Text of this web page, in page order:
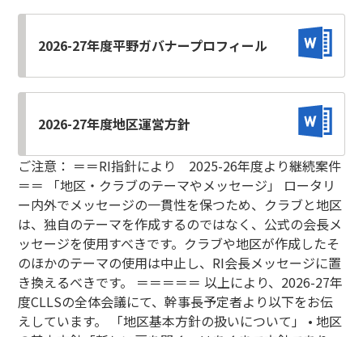
2026-27年度平野ガバナープロフィール
2026-27年度地区運営方針
ご注意： ＝＝RI指針により 2025-26年度より継続案件
＝＝ 「地区・クラブのテーマやメッセージ」 ロータリ
ー内外でメッセージの一貫性を保つため、クラブと地区
は、独自のテーマを作成するのではなく、公式の会長メ
ッセージを使用すべきです。クラブや地区が作成したそ
のほかのテーマの使用は中止し、RI会長メッセージに置
き換えるべきです。 ＝＝＝＝＝ 以上により、2026-27年
度CLLSの全体会議にて、幹事長予定者より以下をお伝
えしています。 「地区基本方針の扱いについて」 • 地区